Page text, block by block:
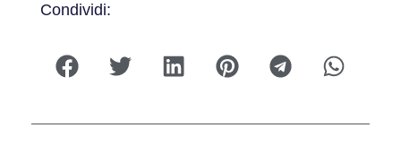
Condividi: